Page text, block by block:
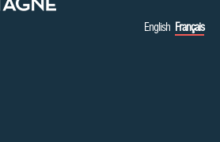
English Français